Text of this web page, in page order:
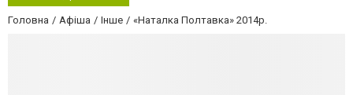
Головна Афіша Інше «Наталка Полтавка» 2014р.